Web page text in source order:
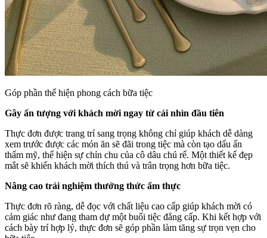
Góp phần thể hiện phong cách bữa tiệc
Gây ấn tượng với khách mời ngay từ cái nhìn đầu tiên
Thực đơn được trang trí sang trọng không chỉ giúp khách dễ dàng
xem trước được các món ăn sẽ đãi trong tiệc mà còn tạo dấu ấn
thẩm mỹ, thể hiện sự chỉn chu của cô dâu chú rể. Một thiết kế đẹp
mắt sẽ khiến khách mời thích thú và trân trọng hơn bữa tiệc.
Nâng cao trải nghiệm thưởng thức ẩm thực
Thực đơn rõ ràng, dễ đọc với chất liệu cao cấp giúp khách mời có
cảm giác như đang tham dự một buổi tiệc đẳng cấp. Khi kết hợp với
cách bày trí hợp lý, thực đơn sẽ góp phần làm tăng sự trọn vẹn cho